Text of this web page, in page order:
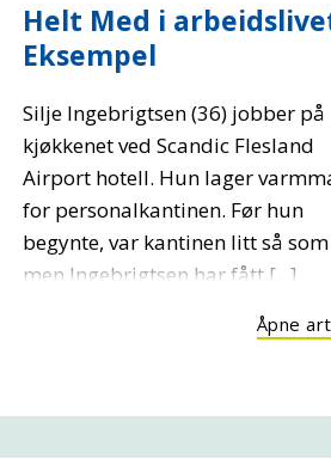
Helt Med i
Eksempel
Silje Ingebrigtsen (36) jobber på
kjøkkenet ved Scandic Flesland
Airport hotell. Hun lager
for personalkantinen. Før hun
begynte, var kantinen litt så som
men Ingebrigtsen har fått [...]
Åpne